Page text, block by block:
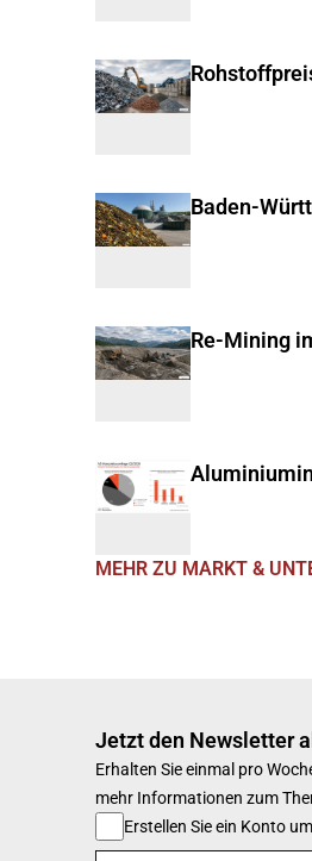
Baden-
Re-Mining
MEHR ZU MARKT &
Jetzt den Newsletter
Erhalten Sie einmal pro
mehr Informationen zum
Erstellen Sie ein Konto